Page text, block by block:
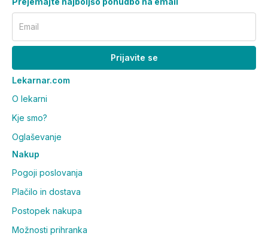
Email
Prijavite se
Lekarnar.com
O lekarni
Kje smo?
Oglaševanje
Nakup
Pogoji poslovanja
Plačilo in dostava
Postopek nakupa
Možnosti prihranka